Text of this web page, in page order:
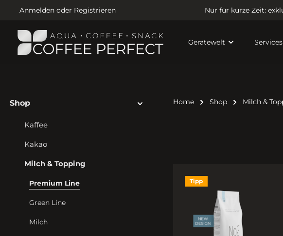
Anmelden oder Registrieren Nur für kurze Zeit:
Gerätewelt Services
Shop
Kaffee
Kakao
Milch & Topping
Premium Line
Green Line
Milch
Home Shop Milch &
Tipp